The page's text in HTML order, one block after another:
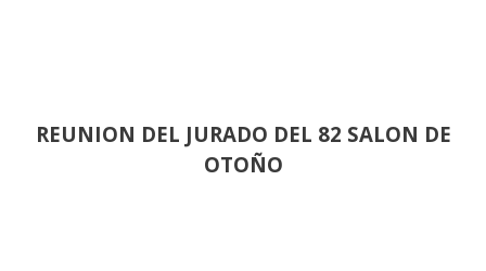
REUNION DEL JURADO DEL 82 SALON DE
OTOÑO